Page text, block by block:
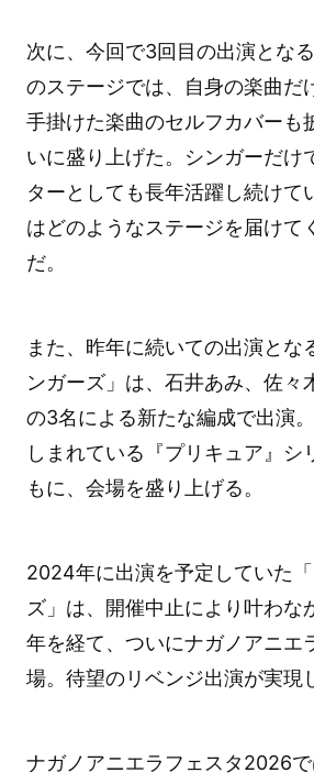
次に、今回で3回目の出演とな
のステージでは、自身の楽曲だ
手掛けた楽曲のセルフカバーも
いに盛り上げた。シンガーだけ
ターとしても長年活躍し続けて
はどのようなステージを届けて
だ。
また、昨年に続いての出演とな
ンガーズ」は、石井あみ、佐々
の3名による新たな編成で出演
しまれている『プリキュア』シ
もに、会場を盛り上げる。
2024年に出演を予定していた
ズ」は、開催中止により叶わな
年を経て、ついにナガノアニエ
場。待望のリベンジ出演が実現
ナガノアニエラフェスタ2026